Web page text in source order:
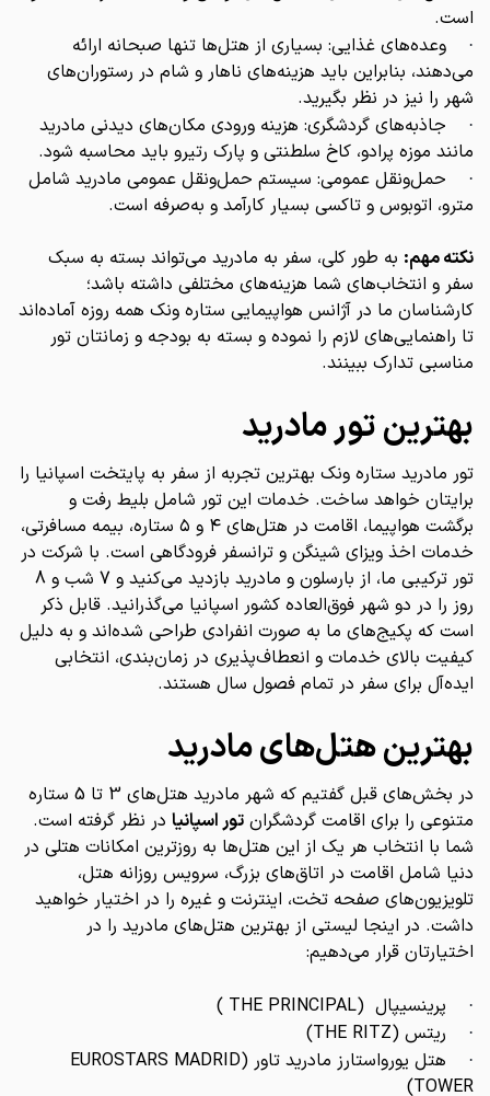
است.
·
وعده‌های غذایی: بسیاری از هتل‌ها تنها صبحانه ارائه
می‌دهند، بنابراین باید هزینه‌های ناهار و شام در رستوران‌های
شهر را نیز در نظر بگیرید.
·
جاذبه‌های گردشگری: هزینه ورودی مکان‌های دیدنی مادرید
مانند موزه پرادو، کاخ سلطنتی و پارک رتیرو باید محاسبه شود.
·
حمل‌ونقل عمومی: سیستم حمل‌ونقل عمومی مادرید شامل
مترو، اتوبوس و تاکسی بسیار کارآمد و به‌صرفه است.
نکته مهم: به طور کلی، سفر به مادرید می‌تواند بسته به سبک
سفر و انتخاب‌های شما هزینه‌های مختلفی داشته باشد؛
کارشناسان ما در آژانس هواپیمایی ستاره ونک همه روزه آماده‌اند
تا راهنمایی‌های لازم را نموده و بسته به بودجه و زمانتان تور
مناسبی تدارک ببینند.
بهترین تور مادرید
تور مادرید ستاره ونک بهترین تجربه‌ از سفر به پایتخت اسپانیا را
برایتان خواهد ساخت. خدمات این تور شامل بلیط رفت و
برگشت هواپیما، اقامت در هتل‌های ۴ و ۵ ستاره، بیمه مسافرتی،
خدمات اخذ ویزای شینگن و ترانسفر فرودگاهی است. با شرکت در
تور ترکیبی ما، از بارسلون و مادرید بازدید می‌کنید و 7 شب و 8
روز را در دو شهر فوق‌العاده کشور اسپانیا می‌گذرانید. قابل ذکر
است که پکیج‌های ما به صورت انفرادی طراحی شده‌اند و به دلیل
کیفیت بالای خدمات و انعطاف‌پذیری در زمان‌بندی، انتخابی
ایده‌آل برای سفر در تمام فصول سال هستند.
بهترین هتل‌های مادرید
در بخش‌های قبل گفتیم که شهر مادرید هتل‌های 3 تا 5 ستاره
متنوعی را برای اقامت گردشگران تور اسپانیا در نظر گرفته است.
شما با انتخاب هر یک از این هتل‌ها به روزترین امکانات هتلی در
دنیا شامل اقامت در اتاق‌های بزرگ، سرویس روزانه هتل،
تلویزیون‌های صفحه تخت، اینترنت و غیره را در اختیار خواهید
داشت. در اینجا لیستی از بهترین هتل‌های مادرید را در
اختیارتان قرار می‌دهیم:
· پرینسیپال (THE PRINCIPAL )
· ریتس (THE RITZ)
·
هتل یورواستارز مادرید تاور (EUROSTARS MADRID
TOWER)